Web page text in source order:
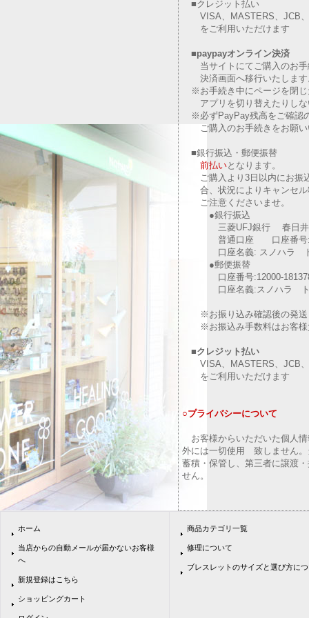
■クレジット払い
VISA、MASTERS、JCB、
をご利用いただけます
■paypayオンライン決済
当サイトにてご購入のお手
決済画面へ移行いたします
※お手続き中にページを閉じ
アプリを切り替えたりし
※必ずPayPay残高をご確認
ご購入のお手続きをお願
■銀行振込・郵便振替
前払いとなります。
ご購入より3日以内にお振
合、状況によりキャンセル
ご注意くださいませ。
●銀行振込
三菱UFJ銀行 春日井
普通口座 口座番号:
口座名義: スノハラ ト
●郵便振替
口座番号:12000-
口座名義:スノハラ ト
※お振り込み確認後の発送
※お振込み手数料はお客様
■クレジット払い
VISA、MASTERS、JCB、
をご利用いただけます
○プライバシーについて
お客様からいただいた個人
外には一切使用 致しません。
蓄積・保管し、第三者に譲渡
せん。
ホーム
当店からの自動メールが届かないお客様
へ
新規登録はこちら
ショッピングカート
商品カテゴリ一覧
修理について
ブレスレットのサイズと選び方に